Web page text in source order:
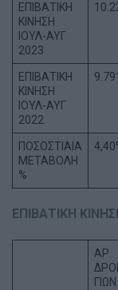
ΕΠΙΒΑΤΙΚΗ
ΚΙΝΗΣΗ
ΙΟΥΛ-ΑΥΓ
2023
ΕΠΙΒΑΤΙΚΗ
ΚΙΝΗΣΗ
ΙΟΥΛ-ΑΥΓ
2022
9.791
ΠΟΣΟΣΤΙΑΙΑ
ΜΕΤΑΒΟΛΗ
%
ΕΠΙΒΑΤΙΚΗ
ΑΡ.
ΓΙΩΝ